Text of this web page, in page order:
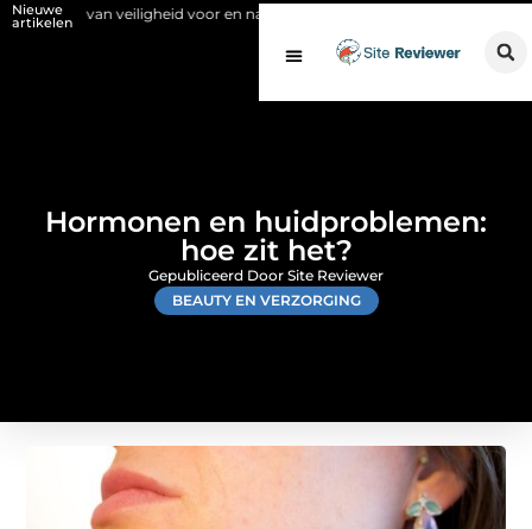
Nieuwe
artikelen
veiligheid voor en na de SCIOS-keuring van de stookinstallatie
Hormonen en huidproblemen:
hoe zit het?
BEAUTY EN VERZORGING
Gepubliceerd Door Site Reviewer